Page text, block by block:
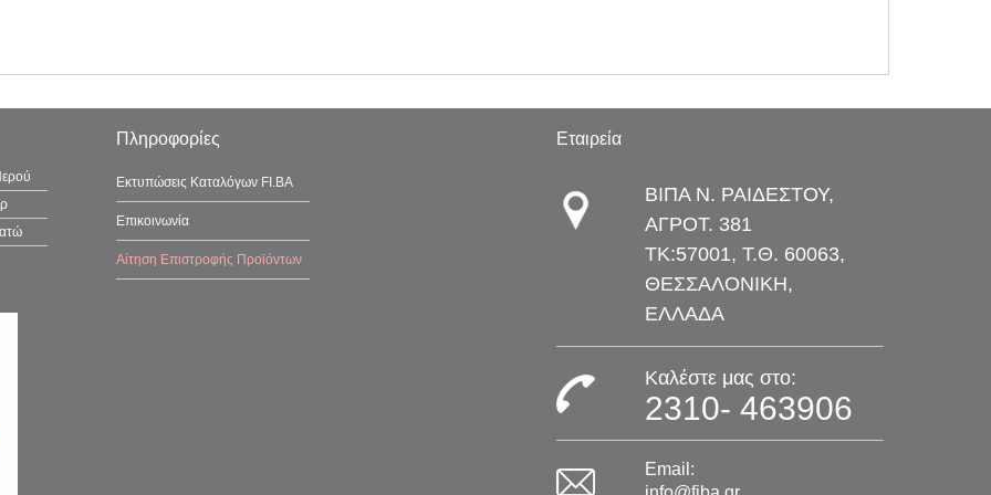
Πληροφορίες
Εκτυπώσεις Καταλόγων FI.BA
Επικοινωνία
Αίτηση Επιστροφής Προϊόντων
Εταιρεία
ΒΙΠΑ Ν. ΡΑΙΔΕΣΤΟΥ,
ΑΓΡΟΤ. 381
TK:57001, Τ.Θ. 60063,
ΘΕΣΣΑΛΟΝΙΚΗ,
ΕΛΛΑΔΑ
Καλέστε μας στο:
2310- 463906
Email: